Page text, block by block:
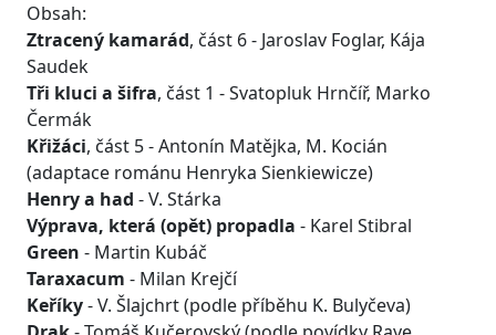
Obsah:
Ztracený kamarád, část 6 - Jaroslav Foglar, Kája
Saudek
Tři kluci a šifra, část 1 - Svatopluk Hrnčíř, Marko
Čermák
Křižáci, část 5 - Antonín Matějka, M. Kocián
(adaptace románu Henryka Sienkiewicze)
Henry a had - V. Stárka
Výprava, která (opět) propadla - Karel Stibral
Green - Martin Kubáč
Taraxacum - Milan Krejčí
Keříky- V. Šlajchrt (podle příběhu K. Bulyčeva)